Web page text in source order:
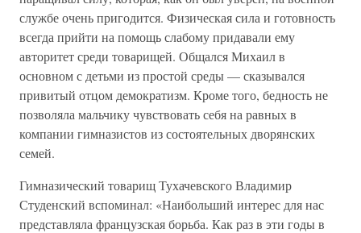
службе очень пригодится. Физическая сила и готовность
всегда прийти на помощь слабому придавали ему
авторитет среди товарищей. Общался Михаил в
основном с детьми из простой среды — сказывался
привитый отцом демократизм. Кроме того, бедность не
позволяла мальчику чувствовать себя на равных в
компании гимназистов из состоятельных дворянских
семей.
Гимназический товарищ Тухачевского Владимир
Студенский вспоминал: «Наибольший интерес для нас
представляла французская борьба. Как раз в эти годы в